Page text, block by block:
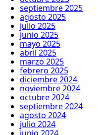
septiembre 2025
agosto 2025
julio 2025
junio 2025
mayo 2025
abril 2025
marzo 2025
febrero 2025
diciembre 2024
noviembre 2024
octubre 2024
septiembre 2024
agosto 2024
julio 2024